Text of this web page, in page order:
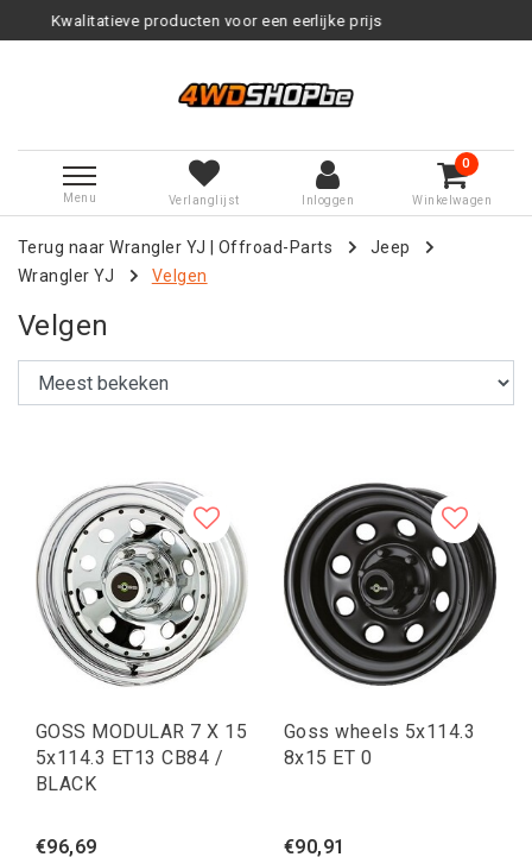
een eerlijke prijs
Menu Verlanglijst Inloggen
0
Winkelwagen
Terug naar Wrangler YJ |Offroad-Parts
Jeep
Wrangler YJ
Velgen
Velgen
GOSS MODULAR 7 X 15
5x114.3 ET13 CB84 /
BLACK
€96,69
Goss wheels 5x114.3
8x15 ET 0
€90,91